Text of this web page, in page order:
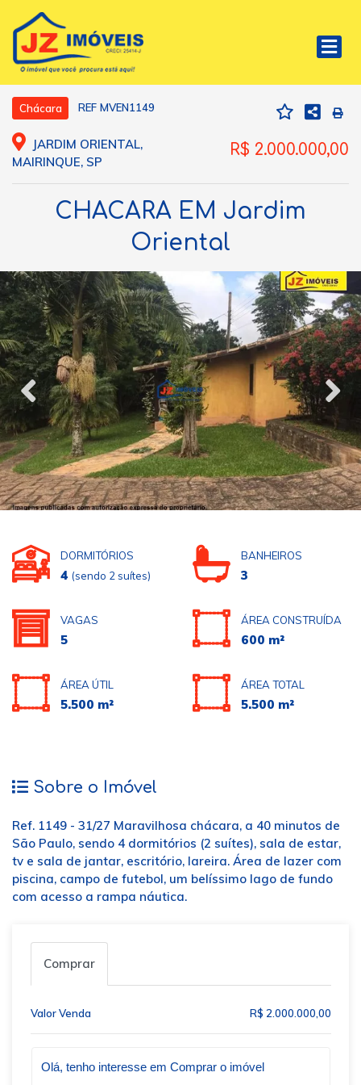
Chácara REF MVEN1149
JARDIM ORIENTAL,
MAIRINQUE, SP
R$ 2.000.000,00
CHACARA EM Jardim
Oriental
DORMITÓRIOS
4 (sendo 2 suítes)
BANHEIROS
3
VAGAS
5
ÁREA CONSTRUÍDA
600 m²
ÁREA ÚTIL
5.500 m²
ÁREA TOTAL
5.500 m²
Sobre o Imóvel
Ref. 1149 - 31/27 Maravilhosa chácara, a 40 minutos de
São Paulo, sendo 4 dormitórios (2 suítes), sala de estar,
tv e sala de jantar, escritório, lareira. Área de lazer com
piscina, campo de futebol, um belíssimo lago de fundo
com acesso a rampa náutica.
Comprar
Valor Venda R$ 2.000.000,00